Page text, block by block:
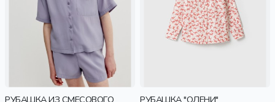
РУБАШКА ИЗ СМЕСОВОГО
РУБАШКА "ОЛЕНИ"